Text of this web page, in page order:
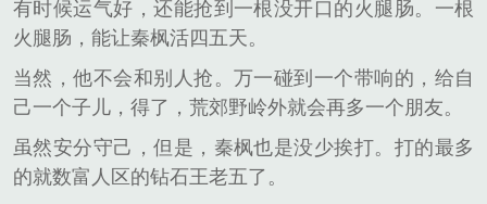
有时候运气好，还能抢到一根没开口的火腿肠。一根
火腿肠，能让秦枫活四五天。
当然，他不会和别人抢。万一碰到一个带响的，给自
己一个子儿，得了，荒郊野岭外就会再多一个朋友。
虽然安分守己，但是，秦枫也是没少挨打。打的最多
的就数富人区的钻石王老五了。